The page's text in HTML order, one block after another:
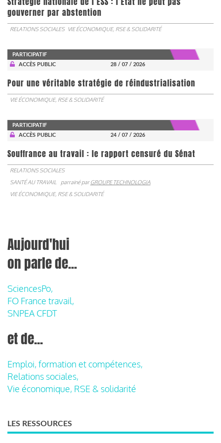
gouverner par abstention
RELATIONS SOCIALES VIE ÉCONOMIQUE, RSE & SOLIDARITÉ
PARTICIPATIF
ACCÈS PUBLIC
28 / 07 / 2026
Pour une véritable stratégie de réindustrialisation
VIE ÉCONOMIQUE, RSE & SOLIDARITÉ
PARTICIPATIF
ACCÈS PUBLIC
24 / 07 / 2026
Souffrance au travail : le rapport censuré du Sénat
RELATIONS SOCIALES
SANTÉ AU TRAVAIL
parrainé parGROUPE TECHNOLOGIA
VIE ÉCONOMIQUE, RSE & SOLIDARITÉ
Aujourd'hui
on parle de...
SciencesPo,
FO France travail,
SNPEA CFDT
et de...
Emploi, formation et compétences,
Relations sociales,
Vie économique, RSE & solidarité
LES RESSOURCES